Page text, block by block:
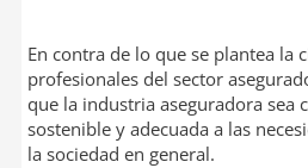
En contra de lo que se plantea la
profesionales del sector
que la industria aseguradora sea
sostenible y adecuada a las
la sociedad en general.